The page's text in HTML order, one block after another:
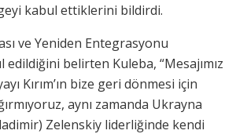
kabul ettiklerini bildirdi.
ve Yeniden Entegrasyonu
edildiğini belirten Kuleba, “Mesajımız
Kırım’ın bize geri dönmesi için
aynı zamanda Ukrayna
Zelenskiy liderliğinde kendi